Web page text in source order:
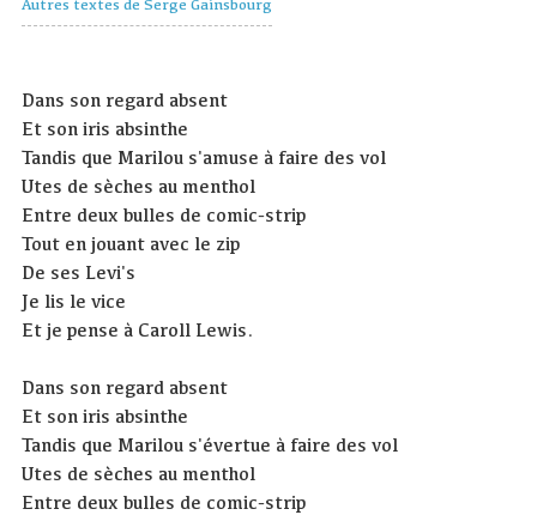
Autres textes de Serge Gainsbourg
Dans son regard absent
Et son iris absinthe
Tandis que Marilou s'amuse à faire des vol
Utes de sèches au menthol
Entre deux bulles de comic-strip
Tout en jouant avec le zip
De ses Levi's
Je lis le vice
Et je pense à Caroll Lewis.
Dans son regard absent
Et son iris absinthe
Tandis que Marilou s'évertue à faire des vol
Utes de sèches au menthol
Entre deux bulles de comic-strip